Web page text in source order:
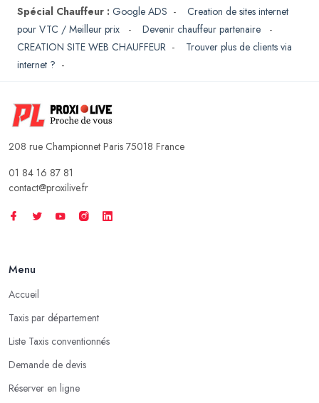
Spécial Chauffeur : Google ADS - Creation de sites internet
pour VTC / Meilleur prix
- Devenir chauffeur partenaire
-
CREATION SITE WEB CHAUFFEUR - Trouver plus de clients via
internet ? -
208 rue Championnet Paris 75018 France
01 84 16 87 81
contact@proxilive.fr
Menu
Accueil
Taxis par département
Liste Taxis conventionnés
Demande de devis
Réserver en ligne